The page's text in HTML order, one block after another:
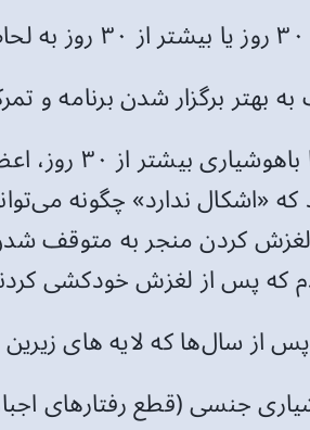
به بهتر برگزار شدن برنامه و
پس از
«اشکال ندارد» چگونه
لغزش کردن منجر به
که پس از لغزش خودکشی
سال‌ها که لایه های
هوشیاری جنسی (قطع